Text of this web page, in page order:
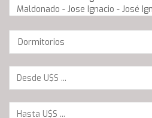
Dormitorios